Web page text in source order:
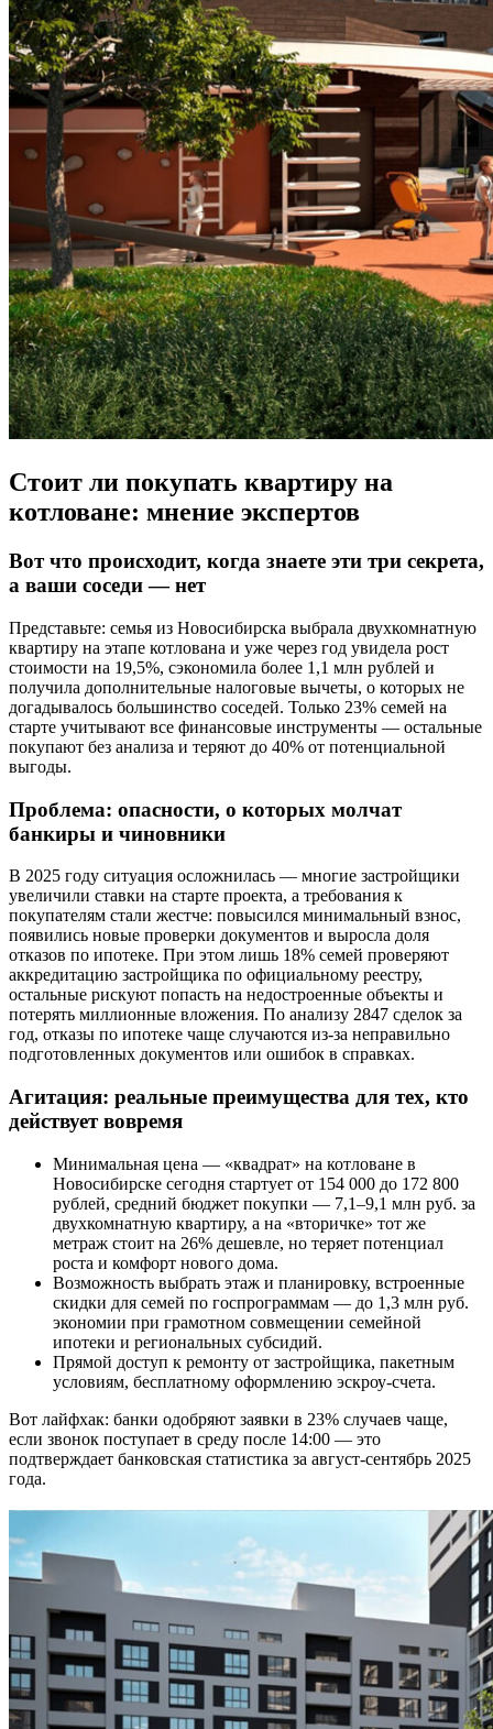
Стоит ли покупать квартиру на
котловане: мнение экспертов
Вот что происходит, когда знаете эти три секрета,
а ваши соседи — нет
Представьте: семья из Новосибирска выбрала двухкомнатную
квартиру на этапе котлована и уже через год увидела рост
стоимости на 19,5%, сэкономила более 1,1 млн рублей и
получила дополнительные налоговые вычеты, о которых не
догадывалось большинство соседей. Только 23% семей на
старте учитывают все финансовые инструменты — остальные
покупают без анализа и теряют до 40% от потенциальной
выгоды.
Проблема: опасности, о которых молчат
банкиры и чиновники
В 2025 году ситуация осложнилась — многие застройщики
увеличили ставки на старте проекта, а требования к
покупателям стали жестче: повысился минимальный взнос,
появились новые проверки документов и выросла доля
отказов по ипотеке. При этом лишь 18% семей проверяют
аккредитацию застройщика по официальному реестру,
остальные рискуют попасть на недостроенные объекты и
потерять миллионные вложения. По анализу 2847 сделок за
год, отказы по ипотеке чаще случаются из-за неправильно
подготовленных документов или ошибок в справках.
Агитация: реальные преимущества для тех, кто
действует вовремя
Минимальная цена — «квадрат» на котловане в
Новосибирске сегодня стартует от 154 000 до 172 800
рублей, средний бюджет покупки — 7,1–9,1 млн руб. за
двухкомнатную квартиру, а на «вторичке» тот же
метраж стоит на 26% дешевле, но теряет потенциал
роста и комфорт нового дома.
Возможность выбрать этаж и планировку, встроенные
скидки для семей по госпрограммам — до 1,3 млн руб.
экономии при грамотном совмещении семейной
ипотеки и региональных субсидий.
Прямой доступ к ремонту от застройщика, пакетным
условиям, бесплатному оформлению эскроу-счета.
Вот лайфхак: банки одобряют заявки в 23% случаев чаще,
если звонок поступает в среду после 14:00 — это
подтверждает банковская статистика за август-сентябрь 2025
года.